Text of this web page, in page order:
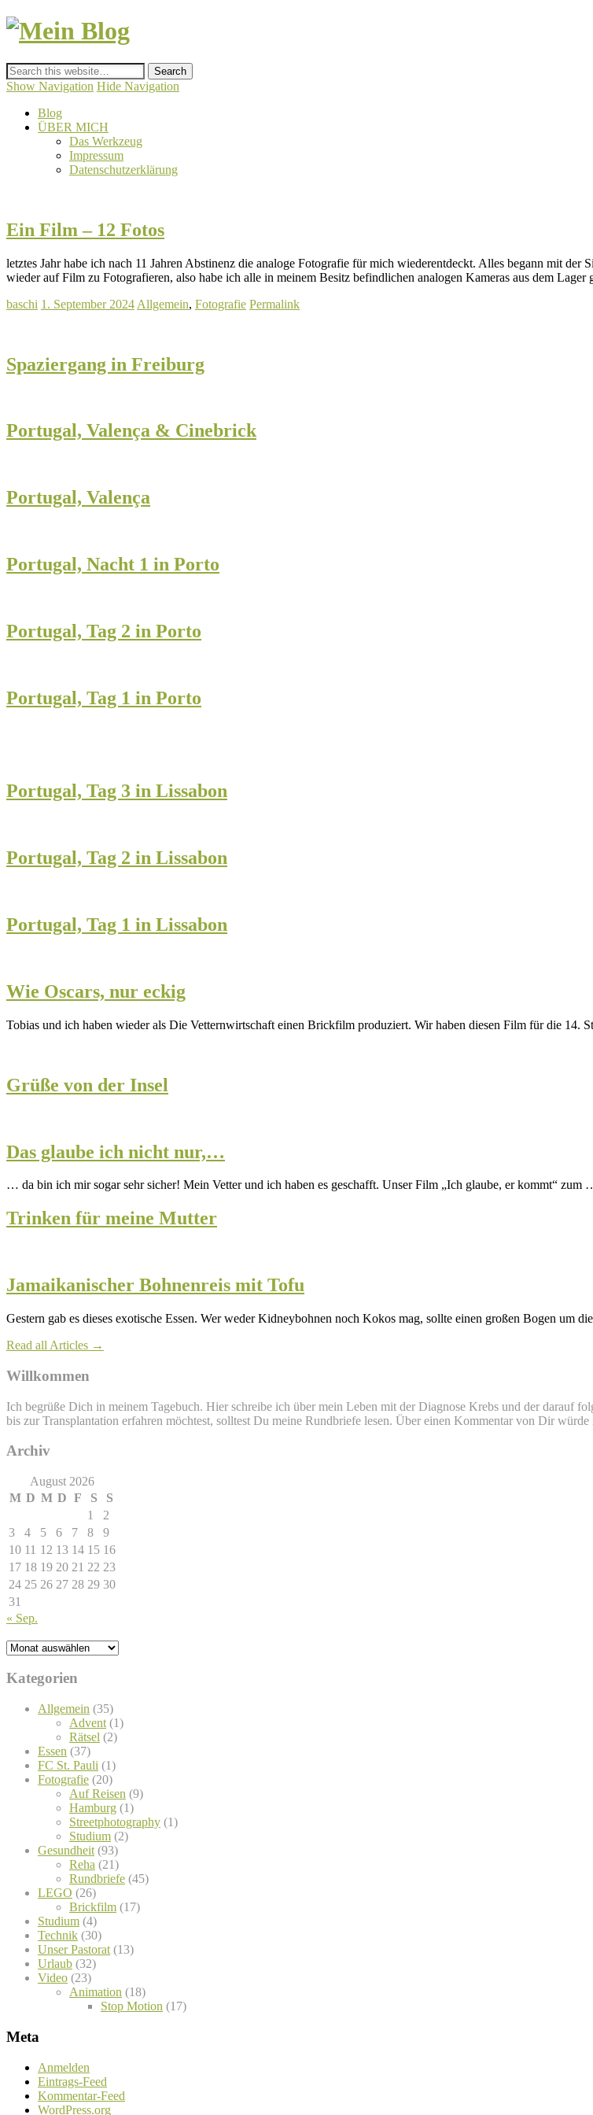
von Baschi
Show Navigation Hide Navigation
Blog
ÜBER MICH
Das Werkzeug
Impressum
Datenschutzerklärung
Ein Film – 12 Fotos
letztes Jahr habe ich nach 11 Jahren Abstinenz die analoge Fotografie für mich wiederentdeckt. Alles begann mit
wieder auf Film zu Fotografieren, also habe ich alle in meinem Besitz befindlichen analogen Kameras aus dem
baschi 1. September 2024 Allgemein, Fotografie Permalink
Spaziergang in Freiburg
Portugal, Valença & Cinebrick
Portugal, Valença
Portugal, Nacht 1 in Porto
Portugal, Tag 2 in Porto
Portugal, Tag 1 in Porto
Portugal, Tag 3 in Lissabon
Portugal, Tag 2 in Lissabon
Portugal, Tag 1 in Lissabon
Wie Oscars, nur eckig
Tobias und ich haben wieder als Die Vetternwirtschaft einen Brickfilm produziert. Wir haben diesen Film für die 14.
Grüße von der Insel
Das glaube ich nicht nur,…
… da bin ich mir sogar sehr sicher! Mein Vetter und ich haben es geschafft. Unser Film „Ich glaube, er kommt“ zum
Trinken für meine Mutter
Jamaikanischer Bohnenreis mit Tofu
Gestern gab es dieses exotische Essen. Wer weder Kidneybohnen noch Kokos mag, sollte einen großen Bogen um
Read all Articles →
Willkommen
Ich begrüße Dich in meinem Tagebuch. Hier schreibe ich über mein Leben mit der Diagnose Krebs und der darauf
bis zur Transplantation erfahren möchtest, solltest Du meine Rundbriefe lesen. Über einen Kommentar von Dir
Archiv
August 2026
M D M D F S
S
1
2
3
4 5 6 7 8
9
10 11 12 13 14 15 16
17 18 19 20 21 22 23
24 25 26 27 28 29 30
31
« Sep.
Kategorien
Allgemein (35)
Advent (1)
Rätsel (2)
Essen (37)
FC St. Pauli (1)
Fotografie (20)
Auf Reisen (9)
Hamburg (1)
Streetphotography (1)
Studium (2)
Gesundheit (93)
Reha (21)
Rundbriefe (45)
LEGO (26)
Brickfilm (17)
Studium (4)
Technik (30)
Unser Pastorat (13)
Urlaub (32)
Video (23)
Animation (18)
Stop Motion (17)
Meta
Anmelden
Eintrags-Feed
Kommentar-Feed
WordPress.org